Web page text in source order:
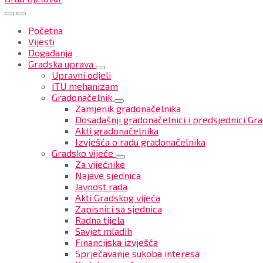
Početna
Vijesti
Događanja
Gradska uprava
Upravni odjeli
ITU mehanizam
Gradonačelnik
Zamjenik gradonačelnika
Dosadašnji gradonačelnici i predsjednici
Akti gradonačelnika
Izvješća o radu gradonačelnika
Gradsko vijeće
Za vijećnike
Najave sjednica
Javnost rada
Akti Gradskog vijeća
Zapisnici sa sjednica
Radna tijela
Savjet mladih
Financijska izvješća
Sprječavanje sukoba interesa